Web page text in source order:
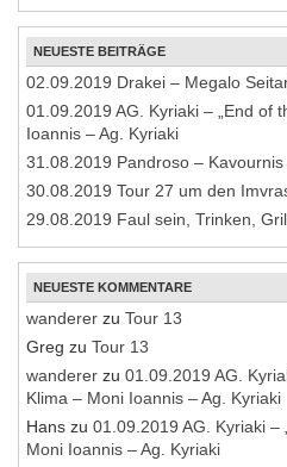
NEUESTE BEITRÄGE
02.09.2019 Drakei – Megalo
01.09.2019 AG. Kyriaki – „End of
Ioannis – Ag. Kyriaki
31.08.2019 Pandroso –
30.08.2019 Tour 27 um den
29.08.2019 Faul sein, Trinken,
NEUESTE KOMMENTARE
wanderer zu Tour 13
Greg zu Tour 13
wanderer zu 01.09.2019 AG.
Klima – Moni Ioannis – Ag. Kyriaki
Hans zu 01.09.2019 AG. Kyriaki –
Moni Ioannis – Ag. Kyriaki